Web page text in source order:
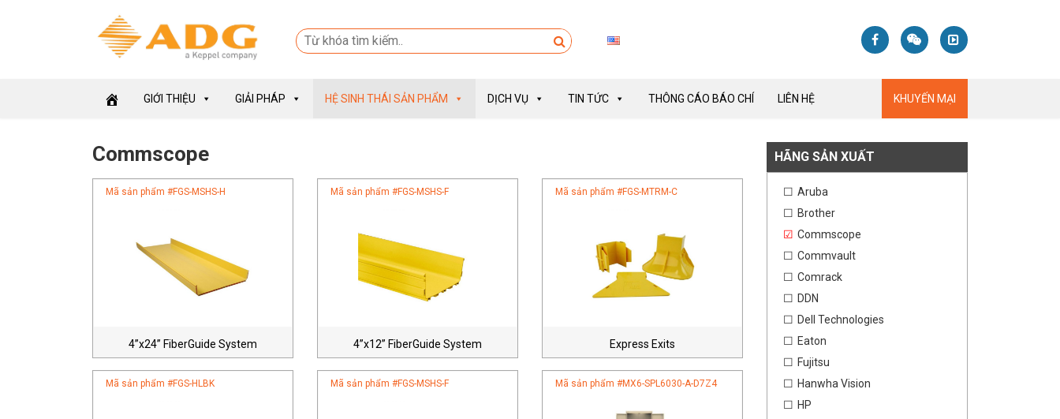
GIỚI THIỆU GIẢI PHÁP HỆ SINH THÁI SẢN PHẨM DỊCH VỤ TIN TỨC THÔNG CÁO BÁO CHÍ LIÊN HỆ KHUYẾN MẠI
Commscope
Mã sản phẩm #FGS-MSHS-H
4”x24” FiberGuide System
Mã sản phẩm #FGS-MSHS-F
4”x12” FiberGuide System
Mã sản phẩm #FGS-MTRM-C
Express Exits
Mã sản phẩm #FGS-HLBK Mã sản phẩm #FGS-MSHS-F Mã sản phẩm #MX6-SPL6030-A-D7Z4
HÃNG SẢN XUẤT
Aruba
Brother
Commscope
Commvault
Comrack
DDN
Dell Technologies
Eaton
Fujitsu
Hanwha Vision
HP